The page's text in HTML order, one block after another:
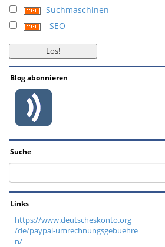
Suchmaschinen
SEO
Blog abonnieren
Suche
Links
https://www.deutscheskonto.org
/de/paypal-umrechnungsgebuehre
n/